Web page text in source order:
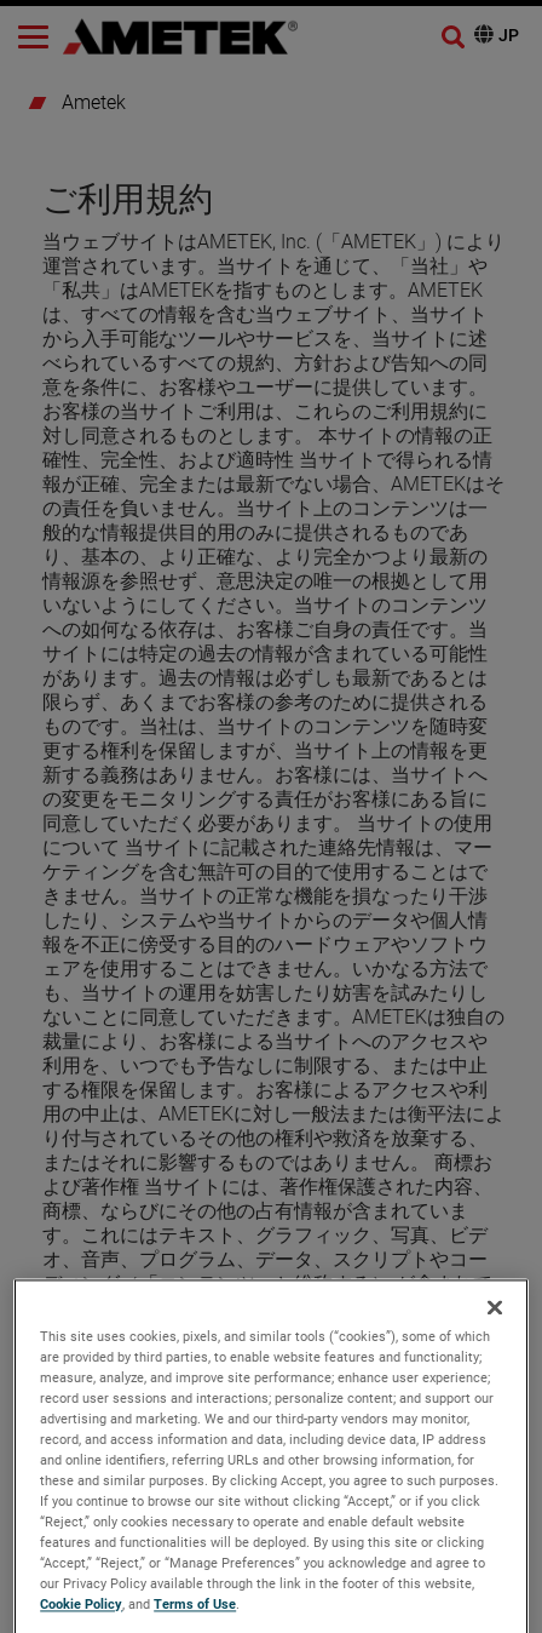
Ametek
ご利用規約
当ウェブサイトはAMETEK, Inc. (「AMETEK」) により
運営されています。当サイトを通じて、「当社」や
「私共」はAMETEKを指すものとします。AMETEK
は、すべての情報を含む当ウェブサイト、当サイト
から入手可能なツールやサービスを、当サイトに述
べられているすべての規約、方針および告知への同
意を条件に、お客様やユーザーに提供しています。
お客様の当サイトご利用は、これらのご利用規約に
対し同意されるものとします。 本サイトの情報の正
確性、完全性、および適時性 当サイトで得られる情
報が正確、完全または最新でない場合、AMETEKはそ
の責任を負いません。当サイト上のコンテンツは一
般的な情報提供目的用のみに提供されるものであ
り、基本の、より正確な、より完全かつより最新の
情報源を参照せず、意思決定の唯一の根拠として用
いないようにしてください。当サイトのコンテンツ
への如何なる依存は、お客様ご自身の責任です。当
サイトには特定の過去の情報が含まれている可能性
があります。過去の情報は必ずしも最新であるとは
限らず、あくまでお客様の参考のために提供される
ものです。当社は、当サイトのコンテンツを随時変
更する権利を保留しますが、当サイト上の情報を更
新する義務はありません。お客様には、当サイトへ
の変更をモニタリングする責任がお客様にある旨に
同意していただく必要があります。 当サイトの使用
について 当サイトに記載された連絡先情報は、マー
ケティングを含む無許可の目的で使用することはで
きません。当サイトの正常な機能を損なったり干渉
したり、システムや当サイトからのデータや個人情
報を不正に傍受する目的のハードウェアやソフトウ
ェアを使用することはできません。いかなる方法で
も、当サイトの運用を妨害したり妨害を試みたりし
ないことに同意していただきます。AMETEKは独自の
裁量により、お客様による当サイトへのアクセスや
利用を、いつでも予告なしに制限する、または中止
する権限を保留します。お客様によるアクセスや利
用の中止は、AMETEKに対し一般法または衡平法によ
り付与されているその他の権利や救済を放棄する、
またはそれに影響するものではありません。 商標お
よび著作権 当サイトには、著作権保護された内容、
商標、ならびにその他の占有情報が含まれていま
す。これにはテキスト、グラフィック、写真、ビデ
オ、音声、プログラム、データ、スクリプトやコー
ディング（「コンテンツ」と総称する） が含まれて
スファイルやデータベースの表示コンテンツと非表
示コンテンツの両方を含むAMETEK.com のすべての
コンテンツは、USAの著作権法において個別に、およ
び集合著作物として著作権保護されています。
AMETEKは、そのようなコンテンツの選択、調整、準
備、改良の他、そのコンテンツ自体における著作権
を有します。 AMETEKは、当サイトからのテキスト
のコンテンツを利用および複製することを許可して
おり、これには付随するグラフィックが含まれます
が、その場合以下が条件となり、(1) AMETEKの著作
権通知がすべてのコピーに表示されること、(2) その
ようなコンテンツの利用は情報提供や非商業的また
This site uses cookies, pixels, and similar tools (“cookies”), some of which
are provided by third parties, to enable website features and functionality;
measure, analyze, and improve site performance; enhance user experience;
record user sessions and interactions; personalize content; and support our
advertising and marketing. We and our third-party vendors may monitor,
record, and access information and data, including device data, IP address
and online identifiers, referring URLs and other browsing information, for
these and similar purposes. By clicking Accept, you agree to such purposes.
If you continue to browse our site without clicking “Accept,” or if you click
“Reject,” only cookies necessary to operate and enable default website
features and functionalities will be deployed. By using this site or clicking
“Accept,” “Reject,” or “Manage Preferences” you acknowledge and agree to
our Privacy Policy available through the link in the footer of this website,
Cookie Policy, andTerms of Use.